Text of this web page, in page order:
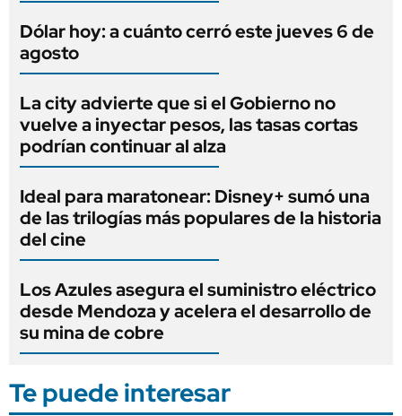
Dólar hoy: a cuánto cerró este jueves 6 de
agosto
La city advierte que si el Gobierno no
vuelve a inyectar pesos, las tasas cortas
podrían continuar al alza
Ideal para maratonear: Disney+ sumó una
de las trilogías más populares de la historia
del cine
Los Azules asegura el suministro eléctrico
desde Mendoza y acelera el desarrollo de
su mina de cobre
Te puede interesar